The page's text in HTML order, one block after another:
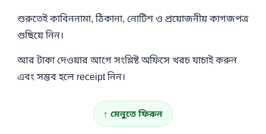
শুরুতেই কাবিননামা, ঠিকানা, নোটিশ ও প্রয়োজনীয় কাগজপত্র
গুছিয়ে নিন।
আর টাকা দেওয়ার আগে সংশ্লিষ্ট অফিসে খরচ যাচাই করুন
এবং সম্ভব হলে receipt নিন।
↑ মেনুতে ফিরুন